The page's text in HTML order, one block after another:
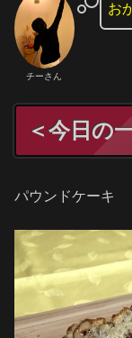
チーさん
お
＜今日の
パウンドケーキ